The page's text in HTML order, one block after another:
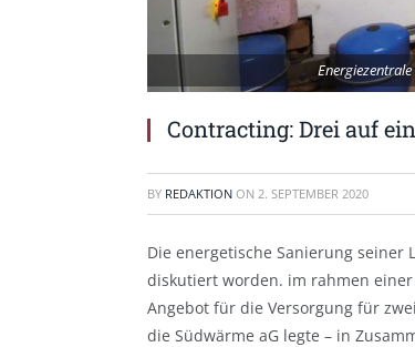
Contracting: Drei auf
BY REDAKTION ON 2. SEPTEMBER 2020
Die energetische Sanierung seiner
diskutiert worden. im rahmen
Angebot für die Versorgung für
die Südwärme aG legte – in